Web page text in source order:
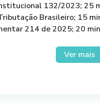
132/2023; 25
Brasileiro; 15
214 de 2025; 20 min
Ver mais